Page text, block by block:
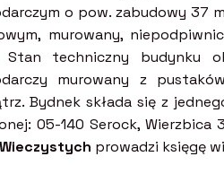
o pow. zabudowy 37
murowany,
Stan techniczny budynku
murowany z
Bydnek składa się z
05-140 Serock, Wierzbica
prowadzi księgę